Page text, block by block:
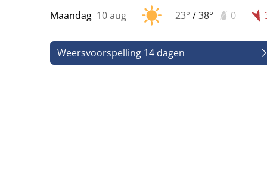
Maandag 10 aug 23° /38° 0
Weersvoorspelling 14 dagen